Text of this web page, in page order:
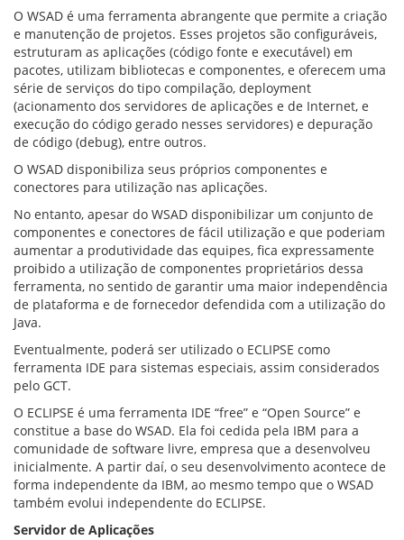
O WSAD é uma ferramenta abrangente que permite a criação
e manutenção de projetos. Esses projetos são configuráveis,
estruturam as aplicações (código fonte e executável) em
pacotes, utilizam bibliotecas e componentes, e oferecem uma
série de serviços do tipo compilação, deployment
(acionamento dos servidores de aplicações e de Internet, e
execução do código gerado nesses servidores) e depuração
de código (debug), entre outros.
O WSAD disponibiliza seus próprios componentes e
conectores para utilização nas aplicações.
No entanto, apesar do WSAD disponibilizar um conjunto de
componentes e conectores de fácil utilização e que poderiam
aumentar a produtividade das equipes, fica expressamente
proibido a utilização de componentes proprietários dessa
ferramenta, no sentido de garantir uma maior independência
de plataforma e de fornecedor defendida com a utilização do
Java.
Eventualmente, poderá ser utilizado o ECLIPSE como
ferramenta IDE para sistemas especiais, assim considerados
pelo GCT.
O ECLIPSE é uma ferramenta IDE “free” e “Open Source” e
constitue a base do WSAD. Ela foi cedida pela IBM para a
comunidade de software livre, empresa que a desenvolveu
inicialmente. A partir daí, o seu desenvolvimento acontece de
forma independente da IBM, ao mesmo tempo que o WSAD
também evolui independente do ECLIPSE.
Servidor de Aplicações